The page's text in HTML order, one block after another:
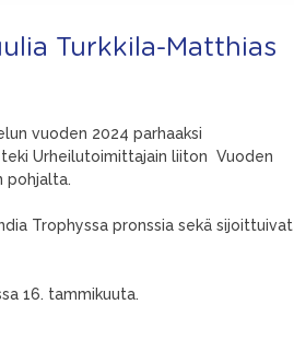
Turkkila-Matthias
vuoden 2024 parhaaksi
Urheilutoimittajain liiton Vuoden
pohjalta.
Trophyssa pronssia sekä sijoittuivat
16. tammikuuta.